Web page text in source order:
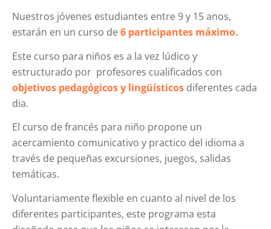
Nuestros jóvenes estudiantes entre 9 y 15 anos,
estarán en un curso de6 participantes máximo.
Este curso para niños es a la vez lúdico y
estructurado por profesores cualificados con
objetivos pedagógicos y lingüísticos diferentes cada
dia.
El curso de francés para niño propone un
acercamiento comunicativo y practico del idioma a
través de pequeñas excursiones, juegos, salidas
temáticas.
Voluntariamente flexible en cuanto al nivel de los
diferentes participantes, este programa esta